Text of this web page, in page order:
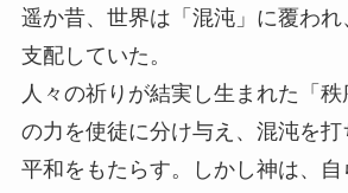
遥か昔、世界は「混沌」に覆わ
支配していた。
人々の祈りが結実し生まれた「
の力を使徒に分け与え、混沌を打
平和をもたらす。しかし神は、